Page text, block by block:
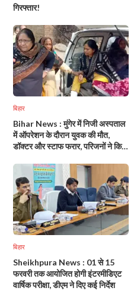
गिरफ्तार!
बिहार
Bihar News : मुंगेर में निजी अस्पताल
में ऑपरेशन के दौरान युवक की मौत,
डॉक्टर और स्टाफ फरार, परिजनों ने किया
बिहार
Sheikhpura News : 01 से 15
फरवरी तक आयोजित होगी इंटरमीडिएट
वार्षिक परीक्षा, डीएम ने दिए कई निर्देश